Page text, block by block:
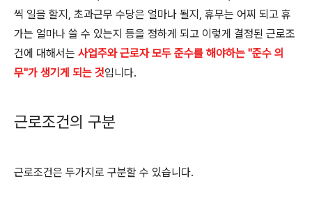
씩 일을 할지, 초과근무 수당은 얼마나 될지, 휴무는 어찌 되고 휴
가는 얼마나 쓸 수 있는지 등을 정하게 되고 이렇게 결정된 근로조
건에 대해서는 사업주와 근로자 모두 준수를 해야하는 "준수 의
무"가 생기게 되는 것입니다.
근로조건의 구분
근로조건은 두가지로 구분할 수 있습니다.